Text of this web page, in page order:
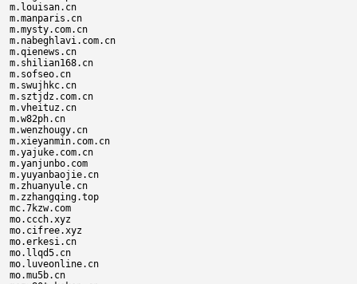
m.louisan.cn
m.manparis.cn
m.mysty.com.cn
m.nabeghlavi.com.cn
m.qienews.cn
m.shilian168.cn
m.sofseo.cn
m.swujhkc.cn
m.sztjdz.com.cn
m.vheituz.cn
m.w82ph.cn
m.wenzhougy.cn
m.xieyanmin.com.cn
m.yajuke.com.cn
m.yanjunbo.com
m.yuyanbaojie.cn
m.zhuanyule.cn
m.zzhangqing.top
mc.7kzw.com
mo.ccch.xyz
mo.cifree.xyz
mo.erkesi.cn
mo.llqd5.cn
mo.luveonline.cn
mo.mu5b.cn